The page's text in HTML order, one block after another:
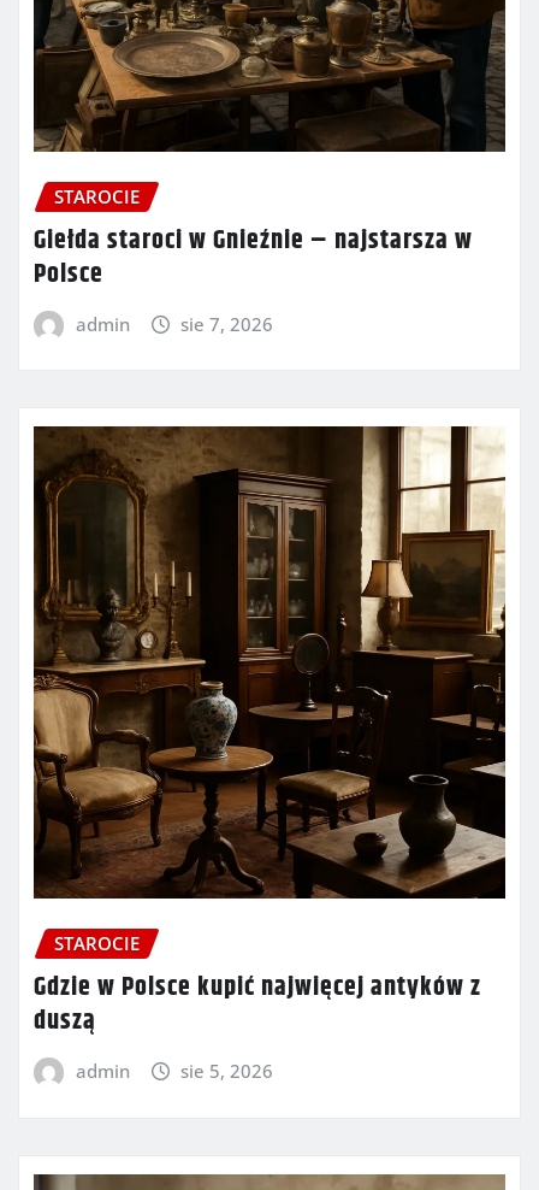
STAROCIE
Giełda staroci w Gnieźnie – najstarsza w
Polsce
admin sie 7, 2026
STAROCIE
Gdzie w Polsce kupić najwięcej antyków z
duszą
admin sie 5, 2026